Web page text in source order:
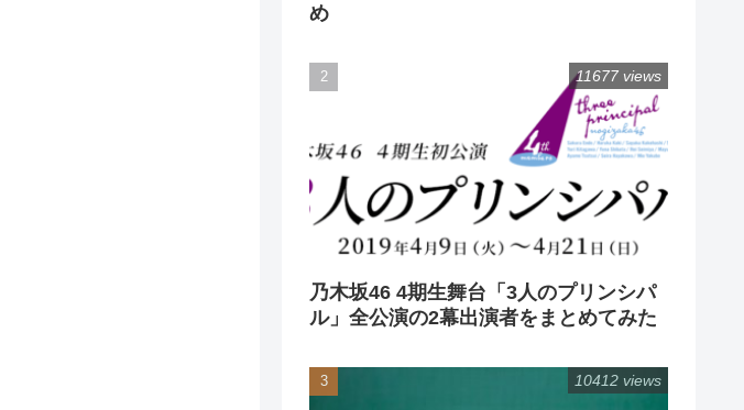
め
乃木坂46 4期生舞台「3人のプリンシパ
ル」全公演の2幕出演者をまとめてみた
11677 views
10412 views